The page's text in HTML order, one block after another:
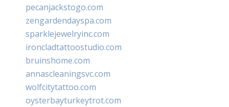
pecanjackstogo.com
zengardendayspa.com
sparklejewelryinc.com
ironcladtattoostudio.com
bruinshome.com
annascleaningsvc.com
wolfcitytattoo.com
oysterbayturkeytrot.com